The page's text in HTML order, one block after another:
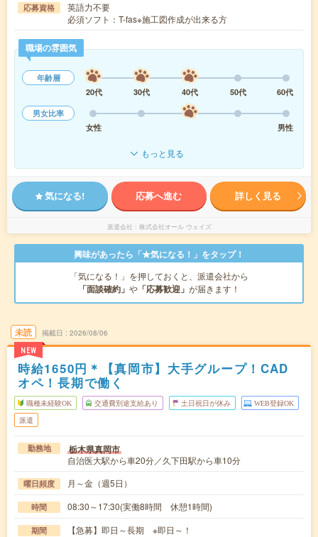
応募資格
英語力不要
必須ソフト：T-fas※施工図作成が出来る方
職場の雰囲気
年齢層
20代
30代 40代 50代
60代
男女比率
女性
男性
もっと見る
気になる! 応募へ進む 詳しく見る
派遣会社 株式会社オール ウェイズ
興味があったら「★気になる！」をタップ！
「気になる！」を押しておくと、派遣会社から
「面談確約」 や 「応募歓迎」 が届きます！
未読
NEW
掲載日 2026/08/06
時給1650円＊【真岡市】大手グループ！CAD
オペ！長期で働く
職種未経験OK 交通費別途支給あり 土日祝日が休み WEB登録OK
派遣
勤務地 栃木県真岡市
自治医大駅から車20分／久下田駅から車10分
曜日頻度 月～金（週5日）
時間 08:30～17:30(実働8時間 休憩1時間)
期間 【急募】即日～長期 ※即日～！